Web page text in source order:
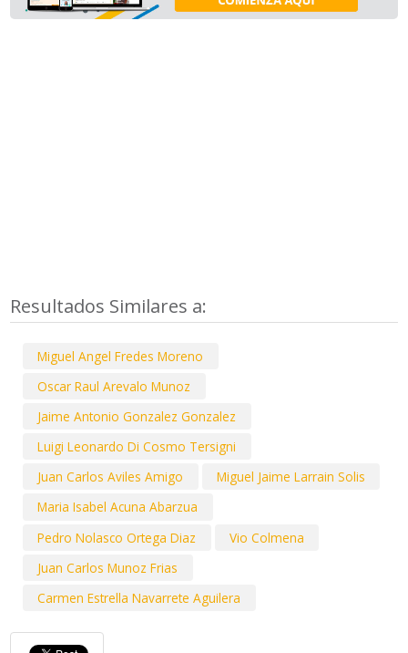
Resultados Similares a:
Miguel Angel Fredes Moreno
Oscar Raul Arevalo Munoz
Jaime Antonio Gonzalez Gonzalez
Luigi Leonardo Di Cosmo Tersigni
Juan Carlos Aviles Amigo
Miguel Jaime Larrain Solis
Maria Isabel Acuna Abarzua
Pedro Nolasco Ortega Diaz
Vio Colmena
Juan Carlos Munoz Frias
Carmen Estrella Navarrete Aguilera